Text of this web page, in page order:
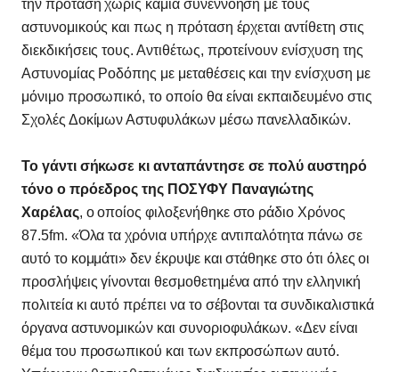
την πρόταση χωρίς καμία συνεννόηση με τους
αστυνομικούς και πως η πρόταση έρχεται αντίθετη στις
διεκδικήσεις τους. Αντιθέτως, προτείνουν ενίσχυση της
Αστυνομίας Ροδόπης με μεταθέσεις και την ενίσχυση με
μόνιμο προσωπικό, το οποίο θα είναι εκπαιδευμένο στις
Σχολές Δοκίμων Αστυφυλάκων μέσω πανελλαδικών.
Το γάντι σήκωσε κι ανταπάντησε σε πολύ αυστηρό
τόνο ο πρόεδρος της ΠΟΣΥΦΥ Παναγιώτης
Χαρέλας, ο οποίος φιλοξενήθηκε στο ράδιο Χρόνος
87.5fm. «Όλα τα χρόνια υπήρχε αντιπαλότητα πάνω σε
αυτό το κομμάτι» δεν έκρυψε και στάθηκε στο ότι όλες οι
προσλήψεις γίνονται θεσμοθετημένα από την ελληνική
πολιτεία κι αυτό πρέπει να το σέβονται τα συνδικαλιστικά
όργανα αστυνομικών και συνοριοφυλάκων. «Δεν είναι
θέμα του προσωπικού και των εκπροσώπων αυτό.